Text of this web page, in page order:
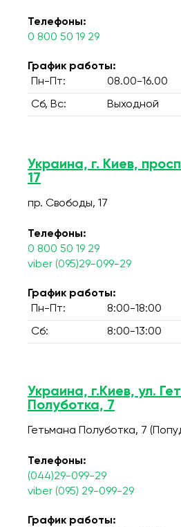
Телефоны:
0 800 50 19 29
График работы:
Пн-Пт:
08.00-16.00
Сб, Вс: Выходной
Украина, г. Киев,
17
пр. Свободы, 17
Телефоны:
0 800 50 19 29
viber (095)29-099-29
График работы:
Пн-Пт:
8:00-18:00
Сб: 8:00-13:00
Украина, г.Киев, ул.
Полуботка, 7
Гетьмана Полуботка, 7
Телефоны:
(044)29-099-29
viber (095) 29-099-29
График работы: